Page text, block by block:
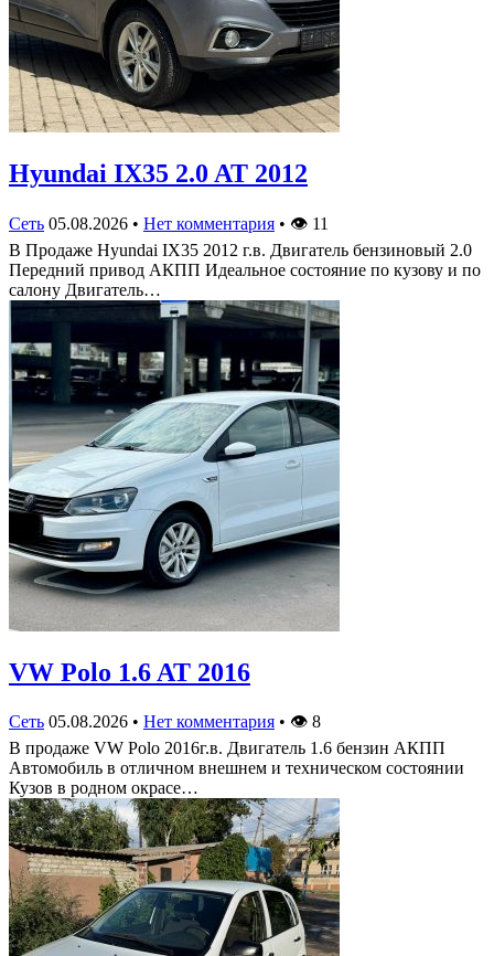
Hyundai IX35 2.0 AT 2012
Сеть 05.08.2026 • Нет комментария • 👁 11
В Продаже Hyundai IX35 2012 г.в. Двигатель бензиновый 2.0
Передний привод АКПП Идеальное состояние по кузову и по
салону Двигатель…
VW Polo 1.6 AT 2016
Сеть 05.08.2026 • Нет комментария • 👁 8
В продаже VW Polo 2016г.в. Двигатель 1.6 бензин АКПП
Автомобиль в отличном внешнем и техническом состоянии
Кузов в родном окрасе…